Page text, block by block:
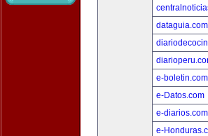
dataguia.com
e-boletin.com
e-Datos.com
e-diarios.com
e-